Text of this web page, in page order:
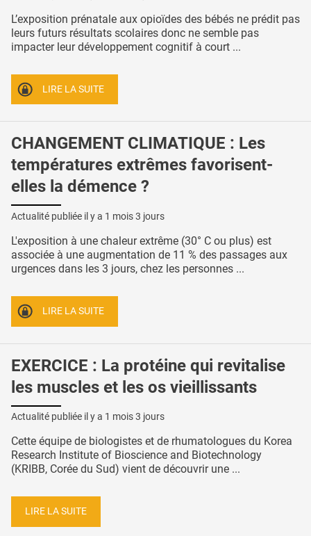
L’exposition prénatale aux opioïdes des bébés ne prédit pas
leurs futurs résultats scolaires donc ne semble pas
impacter leur développement cognitif à court ...
LIRE LA SUITE
CHANGEMENT CLIMATIQUE : Les
températures extrêmes favorisent-
elles la démence ?
Actualité publiée il y a 1 mois 3 jours
L'exposition à une chaleur extrême (30° C ou plus) est
associée à une augmentation de 11 % des passages aux
urgences dans les 3 jours, chez les personnes ...
LIRE LA SUITE
EXERCICE : La protéine qui revitalise
les muscles et les os vieillissants
Actualité publiée il y a 1 mois 3 jours
Cette équipe de biologistes et de rhumatologues du Korea
Research Institute of Bioscience and Biotechnology
(KRIBB, Corée du Sud) vient de découvrir une ...
LIRE LA SUITE